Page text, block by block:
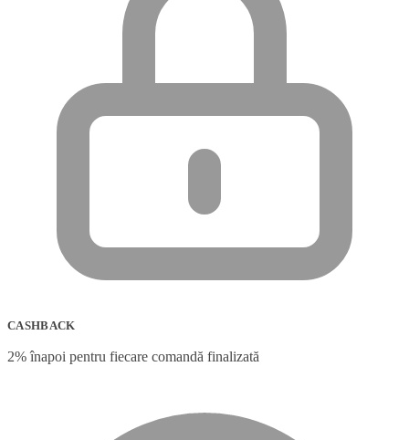
CASHBACK
2% înapoi pentru fiecare comandă finalizată